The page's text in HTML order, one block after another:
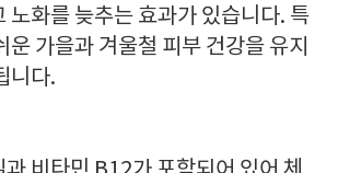
노화를 늦추는 효과가 있습니다. 특
운 가을과 겨울철 피부 건강을 유지
니다.